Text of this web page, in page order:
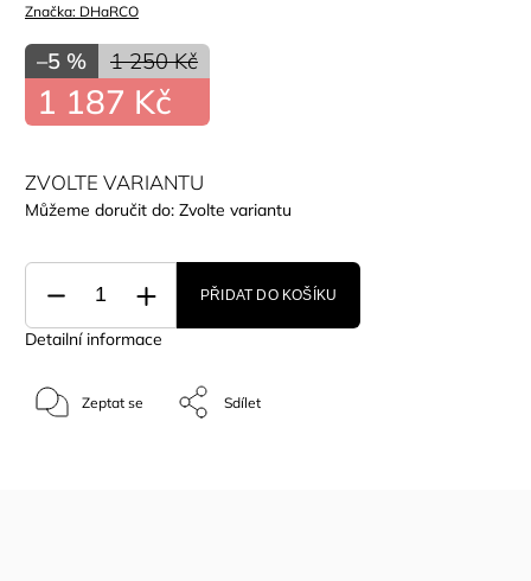
Značka: DHaRCO
1 250 Kč
–5 %
1 187 Kč
ZVOLTE VARIANTU
Můžeme doručit do: Zvolte variantu
PŘIDAT DO KOŠÍKU
Detailní informace
Zeptat se Sdílet